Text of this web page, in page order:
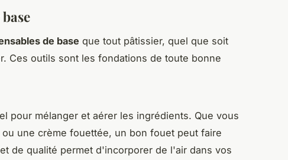
de base que tout pâtissier, quel que soit
Ces outils sont les fondations de toute bonne
pour mélanger et aérer les ingrédients. Que vous
une crème fouettée, un bon fouet peut faire
de qualité permet d'incorporer de l'air dans vos